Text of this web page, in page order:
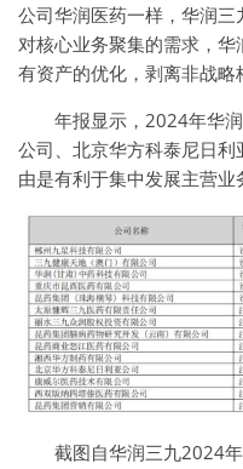
公司华润医药一样，华润三
对核心业务聚集的需求，
有资产的优化，剥离非战略
年报显示，2024年华
公司、北京华方科泰尼日
由是有利于集中发展主营业
截图自华润三九2024